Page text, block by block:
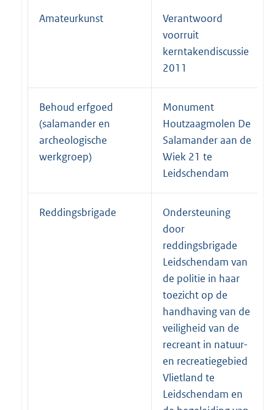
Amateurkunst
Verantwoord
voorruit
kerntakendiscussie
2011
Behoud erfgoed
(salamander en
archeologische
werkgroep)
Monument
Houtzaagmolen De
Salamander aan de
Wiek 21 te
Leidschendam
Reddingsbrigade
Ondersteuning
door
reddingsbrigade
Leidschendam van
de politie in haar
toezicht op de
handhaving van de
veiligheid van de
recreant in natuur-
en recreatiegebied
Vlietland te
Leidschendam en